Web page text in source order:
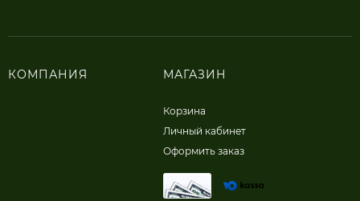
КОМПАНИЯ МАГАЗИН
Корзина
Личный кабинет
Оформить заказ